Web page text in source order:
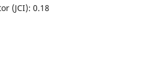
(JCI): 0.18